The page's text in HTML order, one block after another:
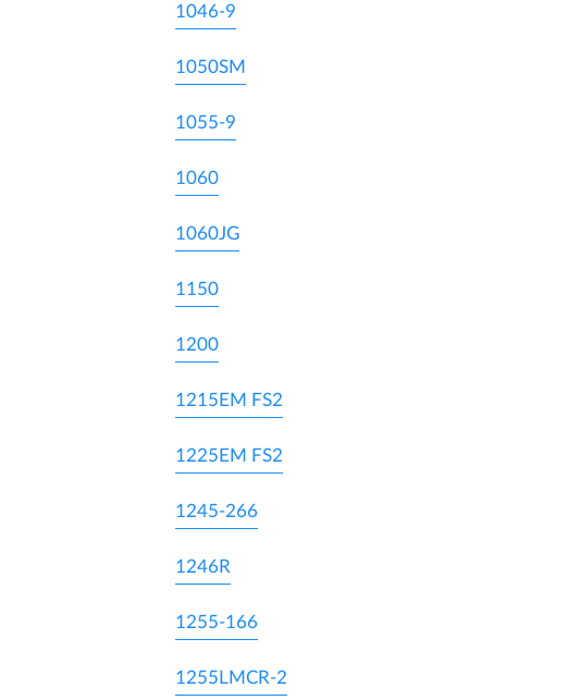
1046-9
1050SM
1055-9
1060
1060JG
1150
1200
1215EM FS2
1225EM FS2
1245-266
1246R
1255-166
1255LMCR-2